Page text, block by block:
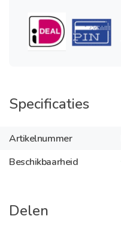
Specificaties
Artikelnummer
Beschikbaarheid
Delen